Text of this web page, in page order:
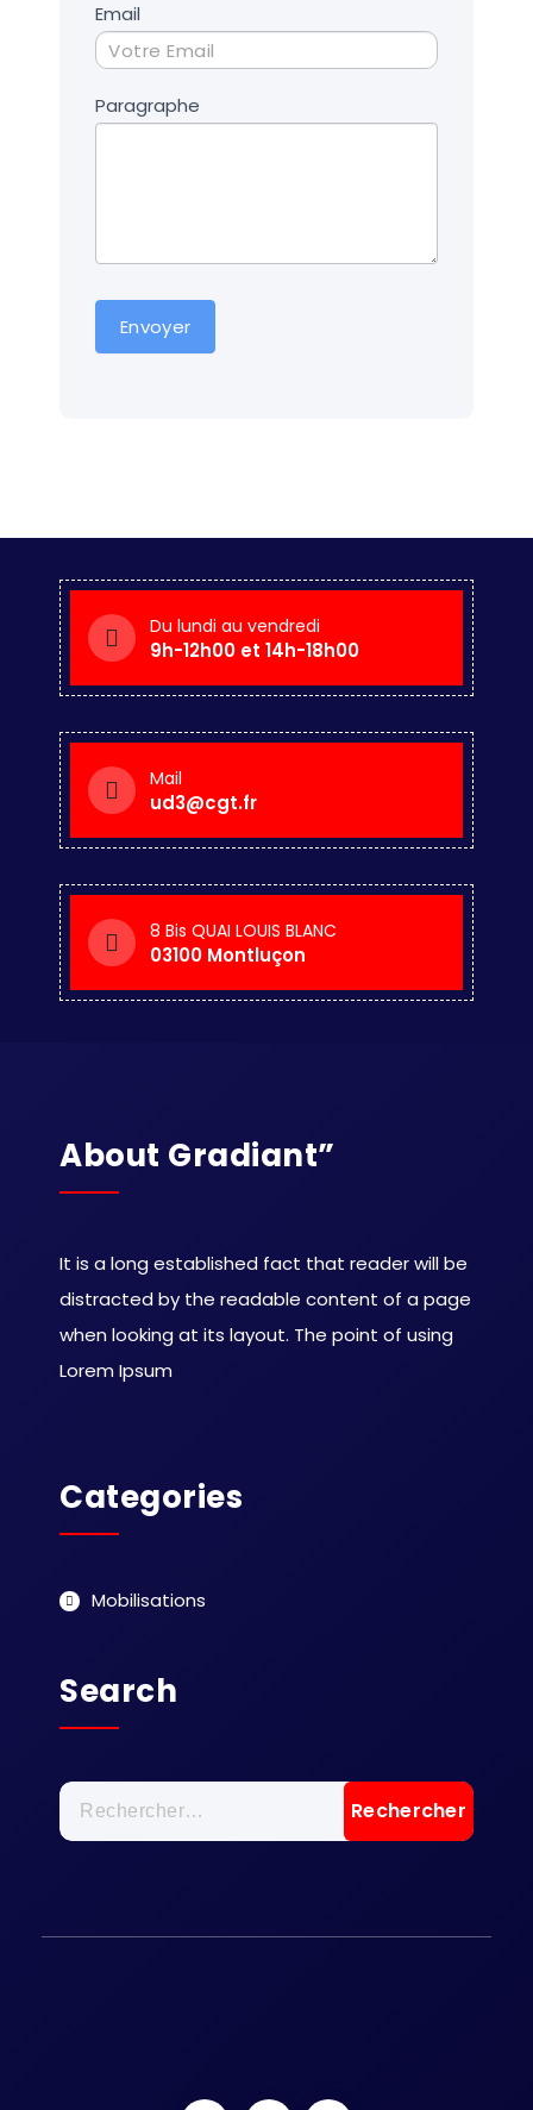
Email
Paragraphe
Envoyer
Du lundi au vendredi
9h-12h00 et 14h-18h00
Mail
ud3@cgt.fr
8 Bis QUAI LOUIS BLANC
03100 Montluçon
About Gradiant”
It is a long established fact that reader will be
distracted by the readable content of a page
when looking at its layout. The point of using
Lorem Ipsum
Categories
Mobilisations
Search
Rechercher :